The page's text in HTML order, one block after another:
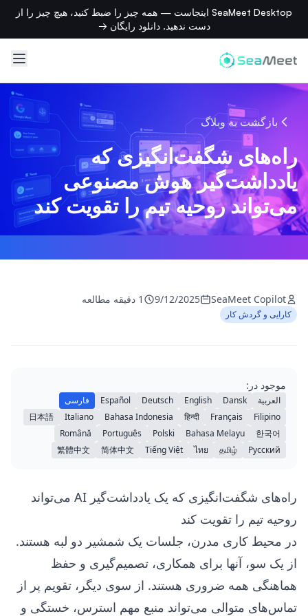
SeaMeet Desktop اینجاست — همه چیز را ضبط کنید، هیچ چیز را از
دست ندهید. دانلود رایگان →
بازگشت به وبلاگ
راه‌های شگفت‌انگیزی که
یادداشت‌گیر هوش مصنوعی
می‌تواند روحیه تیم را تقویت کند
SeaMeet Copilot
9/12/2025 1 دقیقه مطالعه
کارایی و گردش کار
موجود در:
العربية Dansk
English
Deutsch
Español
فارسی
Filipino
Français
हिन्दी
Bahasa Indonesia
Italiano
日本語
한국어
Bahasa Melayu
Polski
Português
Română
Русский
தமிழ்
ไทย
Tiếng Việt
简体中文
繁體中文
راه‌های شگفت‌انگیزی که یک یادداشت‌گیر AI می‌تواند
روحیه تیم را تقویت کند
در محیط کاری مدرن، جلسات یک شمشیر دو لبه هستند.
از یک سو، آنها برای همکاری، تصمیم‌گیری و حفظ
هماهنگی همه ضروری هستند. از سوی دیگر، تقویم پر از
تماس‌های متوالی می‌تواند منبع مهم استرس، خستگی و